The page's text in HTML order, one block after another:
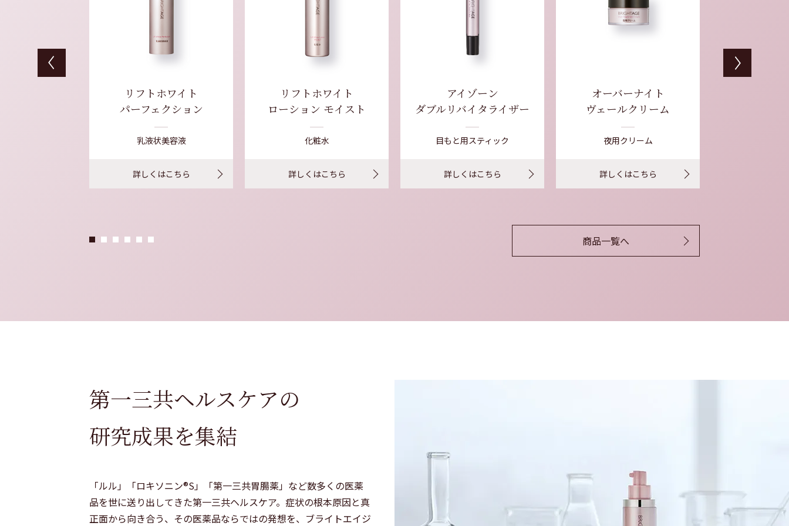
Previous
リフトホワイト
パーフェクション
乳液状美容液
詳しくはこちら
リフトホワイト
ローション モイスト
化粧水
詳しくはこちら
アイゾーン
ダブルリバイタライザー
目もと用スティック
詳しくはこちら
オーバーナイト
ヴェールクリーム
夜用クリーム
詳しくはこちら
Next
商品一覧へ
第一三共ヘルスケアの
研究成果を集結
「ルル」「ロキソニン®S」「第一三共胃腸薬」など数多くの医薬
品を世に送り出してきた第一三共ヘルスケア。症状の根本原因と真
正面から向き合う、その医薬品ならではの発想を、ブライトエイジ